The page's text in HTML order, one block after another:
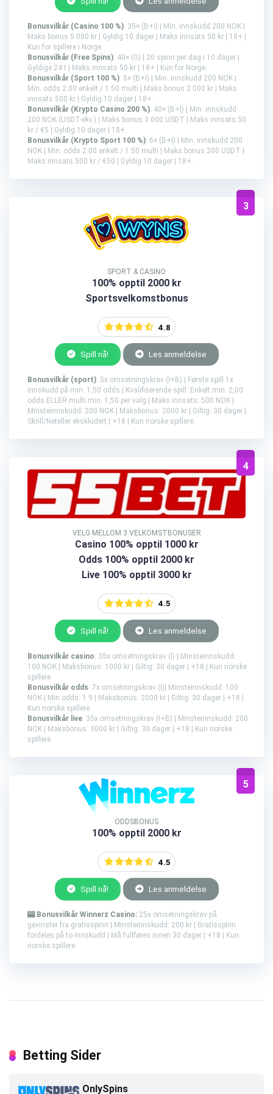
Bonusvilkår (Casino 100 %): 35× (B+I) | Min. innskudd 200 NOK |
Maks bonus 5 000 kr | Gyldig 10 dager | Maks innsats 50 kr | 18+ |
Kun for spillere i Norge.
Bonusvilkår (Free Spins): 40× (G) | 20 spinn per dag i 10 dager |
Gyldige 24 t | Maks innsats 50 kr | 18+ | Kun for Norge.
Bonusvilkår (Sport 100 %): 5× (B+I) | Min. innskudd 200 NOK |
Min. odds 2.00 enkelt / 1.50 multi | Maks bonus 2 000 kr | Maks
innsats 500 kr | Gyldig 10 dager | 18+.
Bonusvilkår (Krypto Casino 200 %): 40× (B+I) | Min. innskudd
200 NOK (USDT-ekv.) | Maks bonus 3 000 USDT | Maks innsats 50
kr / €5 | Gyldig 10 dager | 18+.
Bonusvilkår (Krypto Sport 100 %): 6× (B+I) | Min. innskudd 200
NOK | Min. odds 2.00 enkelt / 1.50 multi | Maks bonus 200 USDT |
Maks innsats 500 kr / €50 | Gyldig 10 dager | 18+.
3
SPORT & CASINO
100% opptil 2000 kr
Sportsvelkomstbonus
4.8
Spill nå! Les anmeldelse
Bonusvilkår (sport): 5x omsetningskrav (I+B) | Første spill 1x
innskudd på min. 1,50 odds | Kvalifiserende spill: Enkelt min. 2,00
odds ELLER multi min. 1,50 per valg | Maks innsats: 500 NOK |
Minsteinnskudd: 200 NOK | Maksbonus: 2000 kr | Giltig: 30 dager |
Skrill/Neteller ekskludert | +18 | Kun norske spillere.
4
VELG MELLOM 3 VELKOMSTBONUSER
Casino 100% opptil 1000 kr
Odds 100% opptil 2000 kr
Live 100% opptil 3000 kr
4.5
Spill nå! Les anmeldelse
Bonusvilkår casino: 35x omsetningskrav (I) | Minsteinnskudd:
100 NOK | Maksbonus: 1000 kr | Giltig: 30 dager | +18 | Kun norske
spillere.
Bonusvilkår odds: 7x omsetningskrav (I)| Minsteinnskudd: 100
NOK | Min odds: 1.9 | Maksbonus: 2000 kr | Giltig: 30 dager | +18 |
Kun norske spillere.
Bonusvilkår live: 35x omsetningskrav (I+B) | Minsteinnskudd: 200
NOK | Maksbonus: 3000 kr | Giltig: 30 dager | +18 | Kun norske
spillere.
5
ODDSBONUS
100% opptil 2000 kr
4.5
Spill nå! Les anmeldelse
🎰 Bonusvilkår Winnerz Casino: 25x omsetningskrav på
gevinster fra gratisspinn | Minsteinnskudd: 200 kr | Gratisspinn
fordeles på to innskudd | Må fullføres innen 30 dager | +18 | Kun
norske spillere.
Betting Sider
OnlySpins